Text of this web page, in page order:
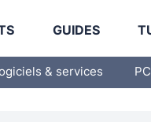
GUIDES
& services